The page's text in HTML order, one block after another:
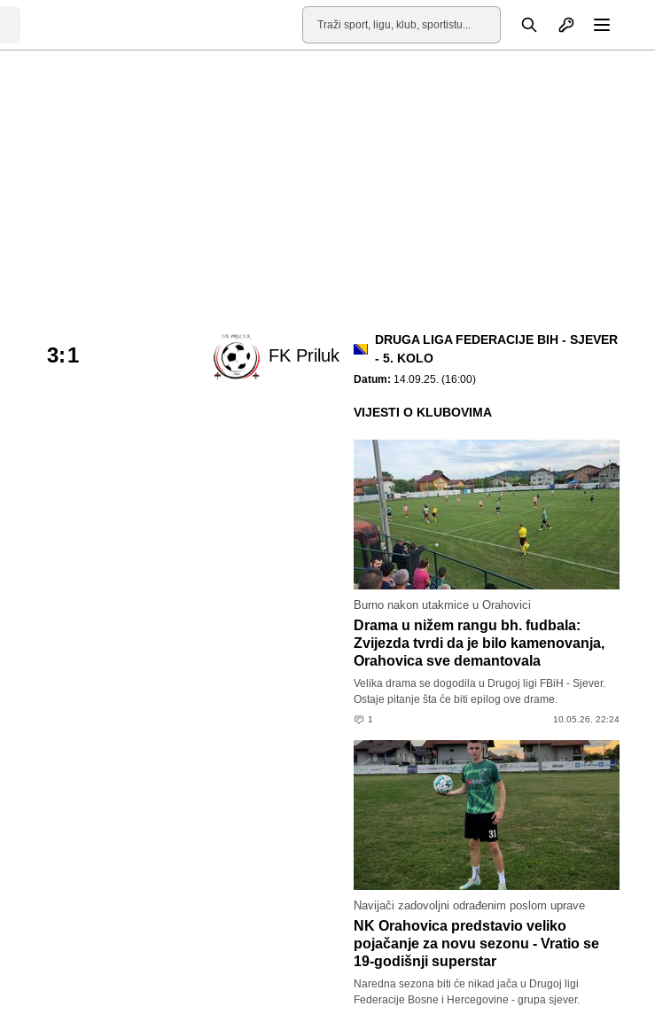
Pretraga Otvori profil
FK Priluk
3:1
DRUGA LIGA FEDERACIJE BIH - SJEVER
- 5. KOLO
Datum: 14.09.25. (16:00)
VIJESTI O KLUBOVIMA
Burno nakon utakmice u Orahovici
Drama u nižem rangu bh. fudbala:
Zvijezda tvrdi da je bilo kamenovanja,
Orahovica sve demantovala
Velika drama se dogodila u Drugoj ligi FBiH - Sjever.
Ostaje pitanje šta će biti epilog ove drame.
1 10.05.26. 22:24
Navijači zadovoljni odrađenim poslom uprave
NK Orahovica predstavio veliko
pojačanje za novu sezonu - Vratio se
19-godišnji superstar
Naredna sezona biti će nikad jača u Drugoj ligi
Federacije Bosne i Hercegovine - grupa sjever.